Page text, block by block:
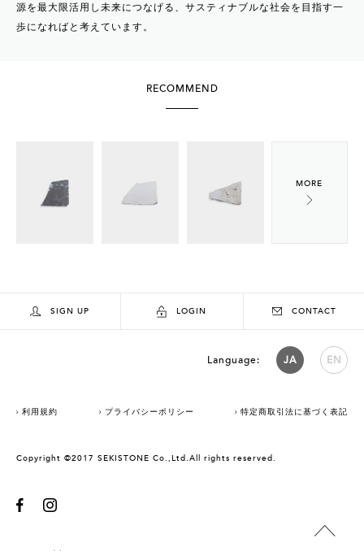
源を最大限活用し未来につなげる、サスティナブルな社会を目指す一
歩になればと考えています。
RECOMMEND
SIGN UP LOGIN CONTACT
Language: JA EN
利用規約 プライバシーポリシー 特定商取引法に基づく表記
Copyright ©2017 SEKISTONE Co.,Ltd.All rights reserved.